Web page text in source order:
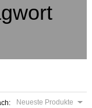
Neueste Produkte